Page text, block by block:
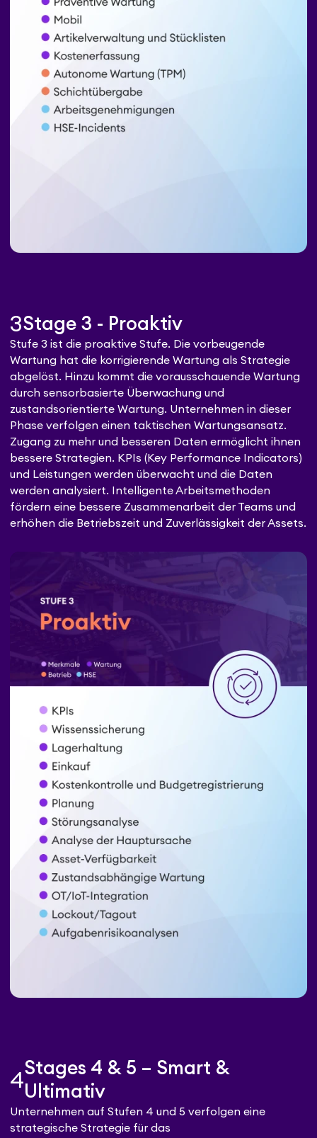
3Stage 3 - Proaktiv
Stufe 3 ist die proaktive Stufe. Die vorbeugende
Wartung hat die korrigierende Wartung als Strategie
abgelöst. Hinzu kommt die vorausschauende Wartung
durch sensorbasierte Überwachung und
zustandsorientierte Wartung. Unternehmen in dieser
Phase verfolgen einen taktischen Wartungsansatz.
Zugang zu mehr und besseren Daten ermöglicht ihnen
bessere Strategien. KPIs (Key Performance Indicators)
und Leistungen werden überwacht und die Daten
werden analysiert. Intelligente Arbeitsmethoden
fördern eine bessere Zusammenarbeit der Teams und
erhöhen die Betriebszeit und Zuverlässigkeit der Assets.
4
Stages 4 & 5 – Smart &
Ultimativ
Unternehmen auf Stufen 4 und 5 verfolgen eine
strategische Strategie für das